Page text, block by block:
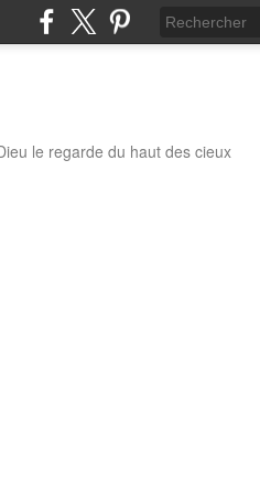
le regarde du haut des cieux